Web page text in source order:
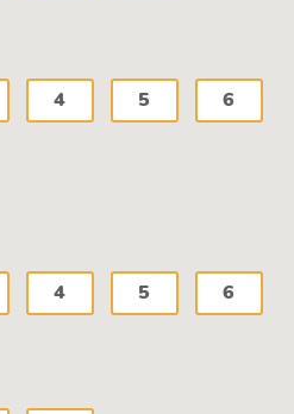
4 5 6
4 5 6